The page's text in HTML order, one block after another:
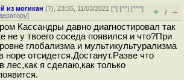
из могикан (?), 23:35, 11/03/2021 [^] [^^] [^^^]
] + / –
Кассандры давно диагностировал так
не у твоего соседа появился и что?При
глобализма и мультикультурализма
норе отсидется.Достанут.Разве что
лес,как я сделаю,как только